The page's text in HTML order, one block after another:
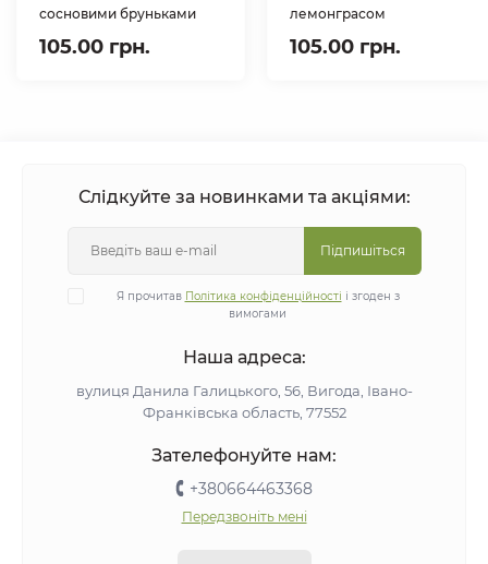
сосновими бруньками
105.00 грн.
лемонграсом
105.00 грн.
Слідкуйте за новинками та акціями:
Підпишіться
Я прочитав Політика конфіденційності і згоден з
вимогами
Наша адреса:
вулиця Данила Галицького, 56, Вигода, Івано-
Франківська область, 77552
Зателефонуйте нам:
+380664463368
Передзвоніть мені